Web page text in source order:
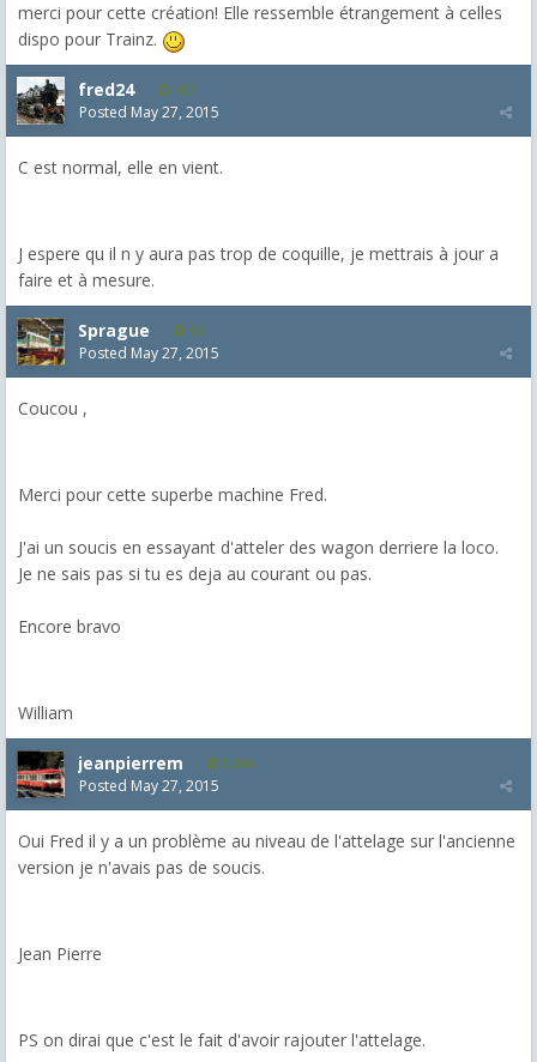
merci pour cette création! Elle ressemble étrangement à celles
dispo pour Trainz.
fred24 187
Posted May 27, 2015
C est normal, elle en vient.
J espere qu il n y aura pas trop de coquille, je mettrais à jour a
faire et à mesure.
Sprague 18
Posted May 27, 2015
Coucou ,
Merci pour cette superbe machine Fred.
J'ai un soucis en essayant d'atteler des wagon derriere la loco.
Je ne sais pas si tu es deja au courant ou pas.
Encore bravo
William
jeanpierrem 5,986
Posted May 27, 2015
Oui Fred il y a un problème au niveau de l'attelage sur l'ancienne
version je n'avais pas de soucis.
Jean Pierre
PS on dirai que c'est le fait d'avoir rajouter l'attelage.